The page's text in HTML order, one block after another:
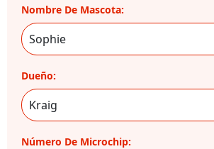
Nombre De Mascota:
Dueño:
Número De Microchip: